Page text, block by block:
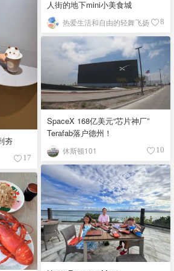
人街的地下mini小美食城
热爱生活和自由的轻舞飞扬 8
夯
17
SpaceX 168亿美元“芯片神厂”
Terafab落户德州！
休斯顿101 10